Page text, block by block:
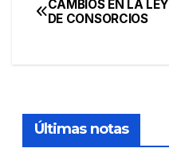
Navegación
CAMBIOS EN LA LEY
DE CONSORCIOS
Últimas notas